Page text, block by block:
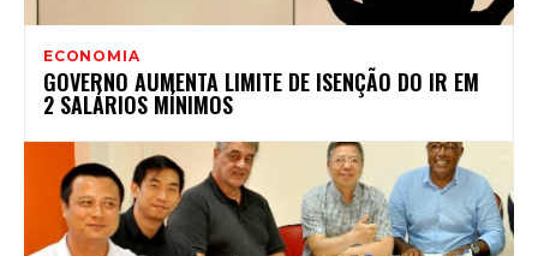
ECONOMIA
GOVERNO AUMENTA LIMITE DE ISENÇÃO DO IR EM
2 SALÁRIOS MÍNIMOS